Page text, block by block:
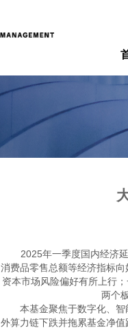
2025年一季度国内经济
消费品零售总额等经济指标
资本市场风险偏好有所上行
两个
本基金聚焦于数字化、智
外算力链下跌并拖累基金净